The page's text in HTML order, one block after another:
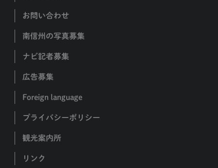
お問い合わせ
南信州の写真募集
ナビ記者募集
広告募集
Foreign language
プライバシーポリシー
観光案内所
リンク